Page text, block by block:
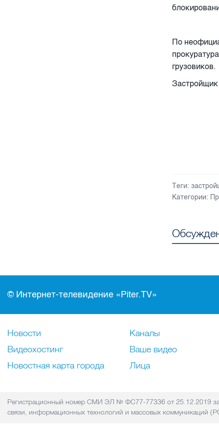
По
грузовиков.
Застройщик
Теги:
Категории:
© Интернет-телевидение «Piter.TV»
Новости
Видеохостинг
Новостная карта города
Каналы
Ваше видео
Лица
Регистрационный номер СМИ ЭЛ № ФС77-77336 от 25.12.2019
связи, информационных технологий и массовых